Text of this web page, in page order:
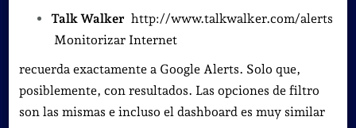
Talk Walkerhttp://www.talkwalker.com/alerts
Monitorizar Internet
recuerda exactamente a Google Alerts. Solo que,
posiblemente, con resultados. Las opciones de filtro
son las mismas e incluso el dashboard es muy similar